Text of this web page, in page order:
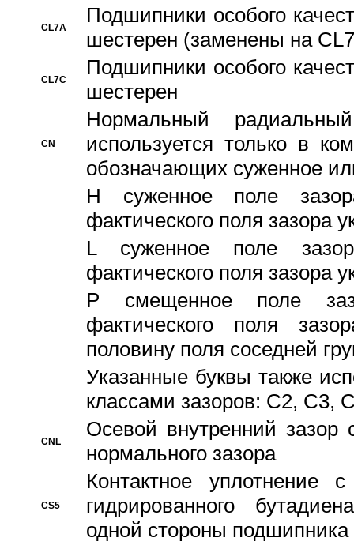
CL7A
Подшипники особого
шестерен (заменены на
CL7C
Подшипники особого
шестерен
CN
Hормальный
используется только в
обозначающих суженное
H суженное поле
фактического поля зазора
L суженное поле
фактического поля зазора
P смещенное поле
фактического поля
половину поля соседней
Указанные буквы также
классами зазоров: С2,
CNL
Осевой внутренний зазор
нормального зазора
CS5
Контактное уплотнение
гидрированного
одной стороны подшипника